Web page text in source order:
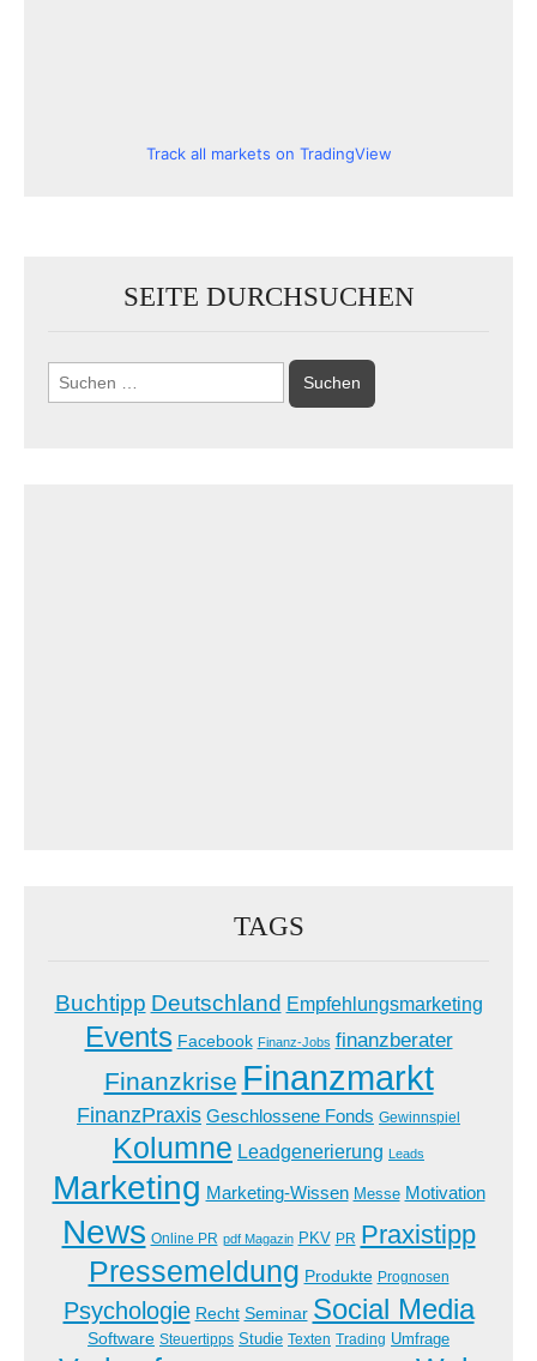
Track all markets on TradingView
SEITE DURCHSUCHEN
Suchen
nach:
TAGS
Buchtipp Deutschland Empfehlungsmarketing
Events Facebook Finanz-Jobs finanzberater
Finanzkrise Finanzmarkt
FinanzPraxis Geschlossene Fonds Gewinnspiel
Kolumne Leadgenerierung Leads
Marketing Marketing-Wissen Messe Motivation
News Online PR pdf Magazin PKV PR Praxistipp
Pressemeldung Produkte Prognosen
Psychologie Recht Seminar Social Media
Software Steuertipps Studie Texten Trading Umfrage